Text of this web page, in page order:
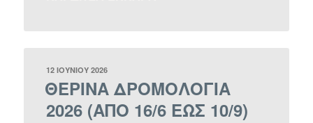
ΔΗΜΟΣΙΕΎΤΗΚΕ
ΣΤΙΣ
12 ΙΟΥΝΊΟΥ 2026
ΘΕΡΙΝΑ ΔΡΟΜΟΛΟΓΙΑ
2026 (ΑΠΟ 16/6 ΕΩΣ 10/9)